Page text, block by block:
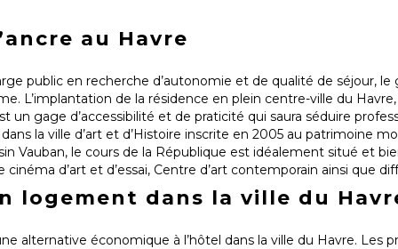
au Havre
public en recherche d’autonomie et de qualité de séjour, le
L’implantation de la résidence en plein centre-ville du
un gage d’accessibilité et de praticité qui saura séduire
la ville d’art et d’Histoire inscrite en 2005 au patrimoine
Vauban, le cours de la République est idéalement situé et
d’art et d’essai, Centre d’art contemporain ainsi que
logement dans la ville du
alternative économique à l’hôtel dans la ville du Havre. Les